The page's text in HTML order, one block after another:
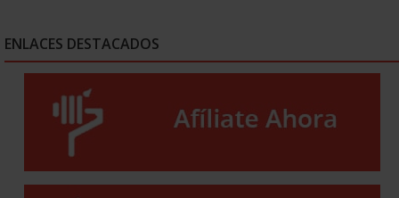
ENLACES DESTACADOS